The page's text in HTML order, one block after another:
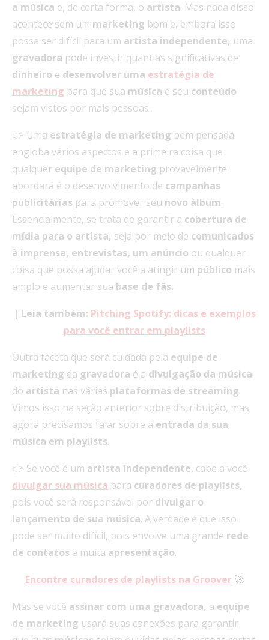
a música e, de certa forma, o artista. Mas nada disso
acontece sem um marketing bom e, embora isso
possa ser difícil para um artista independente, uma
gravadora pode investir quantias significativas de
dinheiro e desenvolver uma estratégia de
marketing para que sua música e seu conteúdo
sejam vistos por mais pessoas.
👉 Uma estratégia de marketing bem pensada
engloba vários aspectos e a primeira coisa que
qualquer equipe de marketing provavelmente
abordará é o desenvolvimento de campanhas
publicitárias para promover seu novo álbum.
Essencialmente, se trata de garantir a cobertura de
mídia para o artista, seja por meio de comunicados
à imprensa, entrevistas, um anúncio ou qualquer
coisa que possa ajudar você a atingir um público mais
amplo e aumentar sua base de fãs.
| Leia também: Pitching Spotify: dicas e exemplos
para você entrar em playlists
Outra faceta que será cuidada pela equipe de
marketing da gravadora é a divulgação da música
do artista nas várias plataformas de streaming.
Vimos isso na seção anterior sobre distribuição, mas
agora precisamos falar sobre a entrada da sua
música em playlists.
👉 Se você é um artista independente, cabe a você
divulgar sua música para curadores de playlists,
pois você será responsável por divulgar o
lançamento de sua música. A verdade é que isso
pode ser muito difícil, pois envolve uma grande rede
de contatos e muita apresentação.
Encontre curadores de playlists na Groover 🚀
Mas se você assinar com uma gravadora, a equipe
de marketing usará suas conexões para garantir